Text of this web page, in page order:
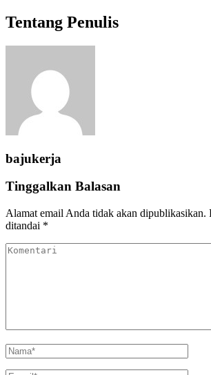
Tentang Penulis
bajukerja
Tinggalkan Balasan
Alamat email Anda tidak akan dipublikasikan.
ditandai *
Komentari
Name*